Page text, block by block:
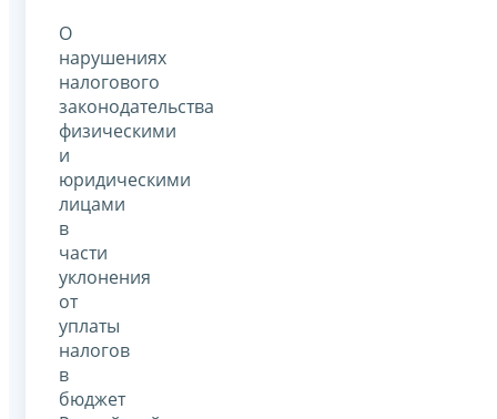
О
нарушениях
налогового
законодательства
физическими
и
юридическими
лицами
в
части
уклонения
от
уплаты
налогов
в
бюджет